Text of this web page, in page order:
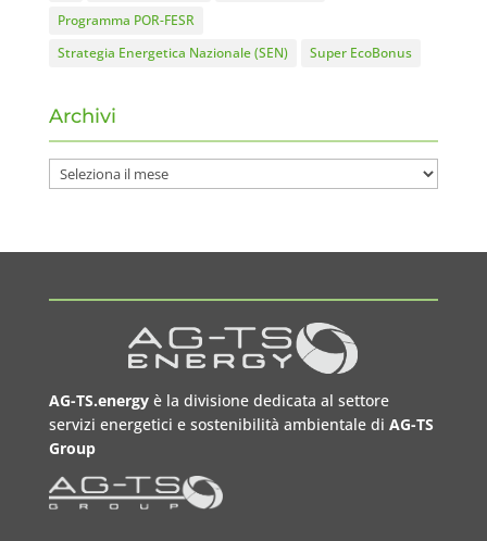
Programma POR-FESR
Strategia Energetica Nazionale (SEN)
Super EcoBonus
Archivi
Archivi
AG-TS.energyè la divisione dedicata al settore
servizi energetici e sostenibilità ambientale di AG-TS
Group